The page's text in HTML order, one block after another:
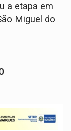
a etapa em
Miguel do